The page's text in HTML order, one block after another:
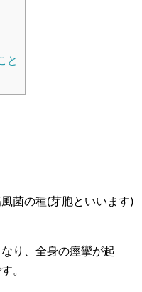
と
菌の種(芽胞といいます)
り、全身の痙攣が起
。